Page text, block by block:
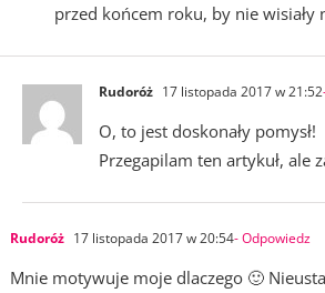
przed końcem roku, by nie
Rudoróż 17 listopada 2017 w 21:52
O, to jest doskonały pomysł!
Przegapilam ten artykuł, ale
Rudoróż 17 listopada 2017 w 20:54- Odpowiedz
Mnie motywuje moje dlaczego 🙂